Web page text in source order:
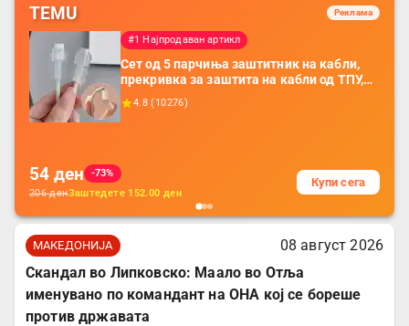
TEMU Реклама
#1 Најпродаван артикл
Сет од 5 парчиња заштитник на кабли,
прекривка за заштита на кабли од ТПУ,
додатоци за заштита на кабли, без
батерија, за мобилни телефони, комплет
4.8 (10276)
54 ден
-73%
206денЗаштедете 152.00 ден
Купи сега
МАКЕДОНИЈА
08 август 2026
Скандал во Липковско: Маало во Отља
именувано по командант на ОНА кој се бореше
против државата